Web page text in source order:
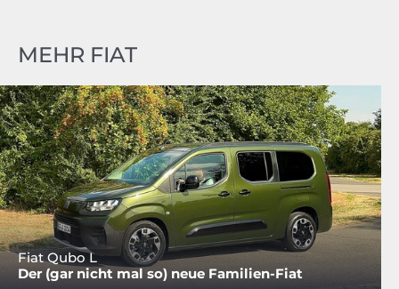
MEHR FIAT
Fiat Qubo L
Der (gar nicht mal so) neue Familien-Fiat